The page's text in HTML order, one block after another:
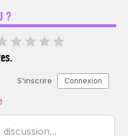
?
ÉCHO : DES IMAGES
POUR TOUTES LES